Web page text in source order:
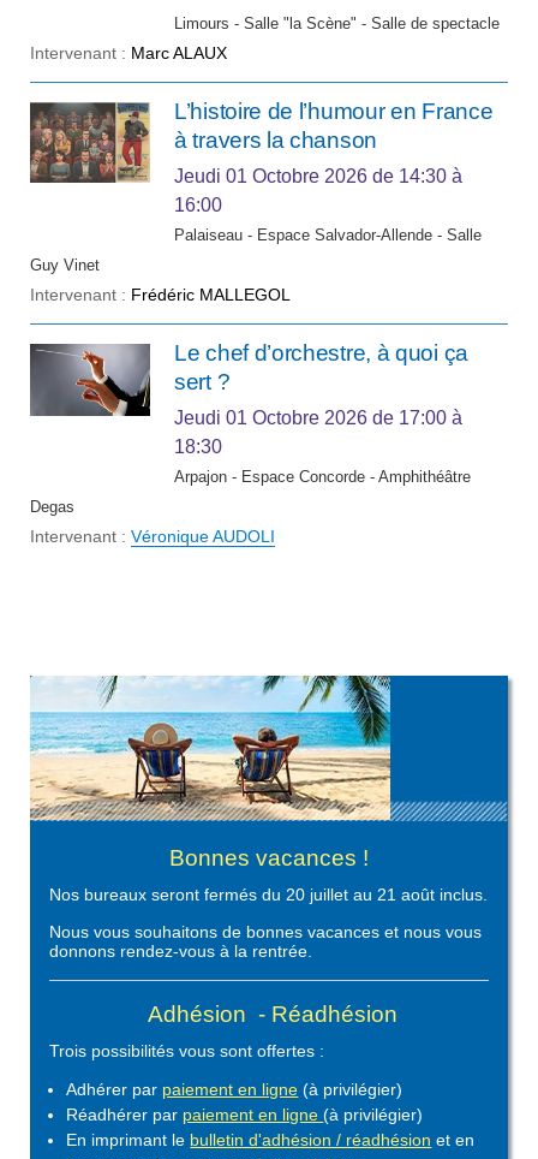
Limours - Salle "la Scène" - Salle de spectacle
Intervenant : Marc ALAUX
L’histoire de l’humour en France
à travers la chanson
Jeudi 01 Octobre 2026 de 14:30 à
16:00
Palaiseau - Espace Salvador-Allende - Salle
Guy Vinet
Intervenant : Frédéric MALLEGOL
Le chef d’orchestre, à quoi ça
sert ?
Jeudi 01 Octobre 2026 de 17:00 à
18:30
Arpajon - Espace Concorde - Amphithéâtre
Degas
Intervenant : Véronique AUDOLI
Bonnes vacances !
Nos bureaux seront fermés du 20 juillet au 21 août inclus.
Nous vous souhaitons de bonnes vacances et nous vous
donnons rendez-vous à la rentrée.
Adhésion - Réadhésion
Trois possibilités vous sont offertes :
Adhérer par paiement en ligne (à privilégier)
Réadhérer par paiement en ligne(à privilégier)
En imprimant le bulletin d'adhésion / réadhésion et en